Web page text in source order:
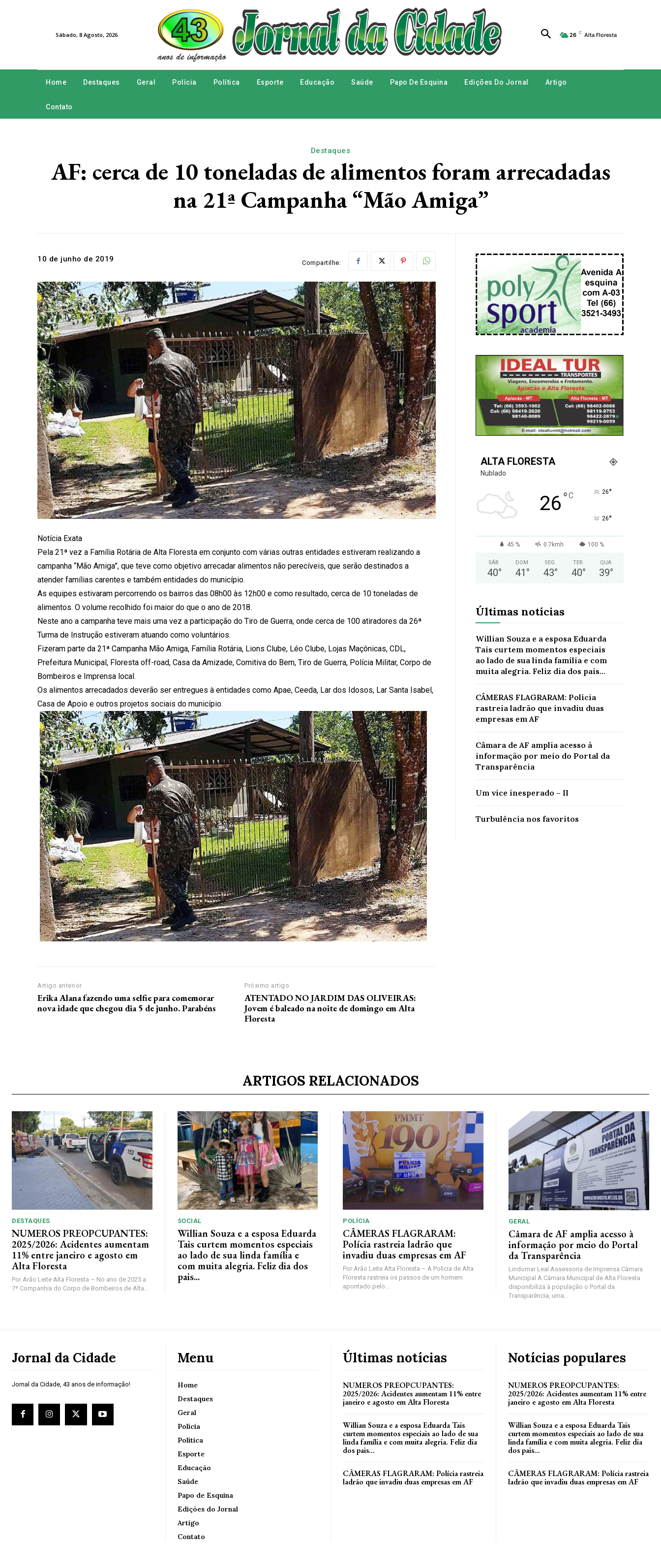
Sábado, 8 Agosto, 2026 26 C Alta Floresta
Home Destaques Geral Polícia Política Esporte Educação Saúde Papo De Esquina Edições Do Jornal Artigo
Contato
Destaques
AF: cerca de 10 toneladas de alimentos foram arrecadadas
na 21ª Campanha “Mão Amiga”
10 de junho de 2019 Compartilhe:
Notícia Exata
Pela 21ª vez a Família Rotária de Alta Floresta em conjunto com várias outras entidades estiveram realizando a
campanha “Mão Amiga”, que teve como objetivo arrecadar alimentos não perecíveis, que serão destinados a
atender famílias carentes e também entidades do município.
As equipes estivaram percorrendo os bairros das 08h00 às 12h00 e como resultado, cerca de 10 toneladas de
alimentos. O volume recolhido foi maior do que o ano de 2018.
Neste ano a campanha teve mais uma vez a participação do Tiro de Guerra, onde cerca de 100 atiradores da 26ª
Turma de Instrução estiveram atuando como voluntários.
Fizeram parte da 21ª Campanha Mão Amiga, Família Rotária, Lions Clube, Léo Clube, Lojas Maçônicas, CDL,
Prefeitura Municipal, Floresta off-road, Casa da Amizade, Comitiva do Bem, Tiro de Guerra, Polícia Militar, Corpo de
Bombeiros e Imprensa local.
Os alimentos arrecadados deverão ser entregues à entidades como Apae, Ceeda, Lar dos Idosos, Lar Santa Isabel,
Casa de Apoio e outros projetos sociais do município.
Artigo anterior
Erika Alana fazendo uma selfie para comemorar
nova idade que chegou dia 5 de junho. Parabéns
Próximo artigo
ATENTADO NO JARDIM DAS OLIVEIRAS:
Jovem é baleado na noite de domingo em Alta
Floresta
ALTA FLORESTA
Nublado
26°C 26°
26°
45 % 0.7kmh 100 %
SÁB
40°
DOM
41 °
SEG
43°
TER
40°
QUA
39°
Últimas notícias
Willian Souza e a esposa Eduarda
Tais curtem momentos especiais
ao lado de sua linda família e com
muita alegria. Feliz dia dos pais...
CÂMERAS FLAGRARAM: Polícia
rastreia ladrão que invadiu duas
empresas em AF
Câmara de AF amplia acesso à
informação por meio do Portal da
Transparência
Um vice inesperado – II
Turbulência nos favoritos
ARTIGOS RELACIONADOS
DESTAQUES
NUMEROS PREOPCUPANTES:
2025/2026: Acidentes aumentam
11% entre janeiro e agosto em
Alta Floresta
Por Arão Leite Alta Floresta – No ano de 2025 a
7ª Companhia do Corpo de Bombeiros de Alta...
SOCIAL
Willian Souza e a esposa Eduarda
Tais curtem momentos especiais
ao lado de sua linda família e
com muita alegria. Feliz dia dos
pais...
POLÍCIA
CÂMERAS FLAGRARAM:
Polícia rastreia ladrão que
invadiu duas empresas em AF
Por Arão Leite Alta Floresta – A Polícia de Alta
Floresta rastreia os passos de um homem
apontado pelo...
GERAL
Câmara de AF amplia acesso à
informação por meio do Portal
da Transparência
Lindomar Leal Assessoria de Imprensa Câmara
Municipal A Câmara Municipal de Alta Floresta
disponibiliza à população o Portal da
Transparência, uma...
Jornal da Cidade
Jornal da Cidade, 43 anos de informação!
Menu
Home
Destaques
Geral
Polícia
Política
Esporte
Educação
Saúde
Papo de Esquina
Edições do Jornal
Artigo
Contato
Últimas notícias
NUMEROS PREOPCUPANTES:
2025/2026: Acidentes aumentam 11% entre
janeiro e agosto em Alta Floresta
Willian Souza e a esposa Eduarda Tais
curtem momentos especiais ao lado de sua
linda família e com muita alegria. Feliz dia
dos pais...
CÂMERAS FLAGRARAM: Polícia rastreia
ladrão que invadiu duas empresas em AF
Notícias populares
NUMEROS PREOPCUPANTES:
2025/2026: Acidentes aumentam 11% entre
janeiro e agosto em Alta Floresta
Willian Souza e a esposa Eduarda Tais
curtem momentos especiais ao lado de sua
linda família e com muita alegria. Feliz dia
dos pais...
CÂMERAS FLAGRARAM: Polícia rastreia
ladrão que invadiu duas empresas em AF